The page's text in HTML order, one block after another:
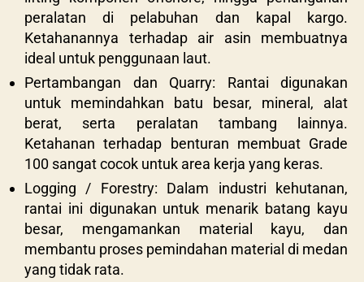
peralatan di pelabuhan dan kapal kargo.
Ketahanannya terhadap air asin membuatnya
ideal untuk penggunaan laut.
Pertambangan dan Quarry: Rantai digunakan
untuk memindahkan batu besar, mineral, alat
berat, serta peralatan tambang lainnya.
Ketahanan terhadap benturan membuat Grade
100 sangat cocok untuk area kerja yang keras.
Logging / Forestry: Dalam industri kehutanan,
rantai ini digunakan untuk menarik batang kayu
besar, mengamankan material kayu, dan
membantu proses pemindahan material di medan
yang tidak rata.